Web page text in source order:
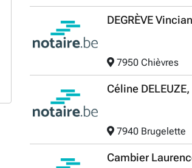
DEGRÈVE
7950 Chièvres
Céline
7940 Brugelette
Cambier